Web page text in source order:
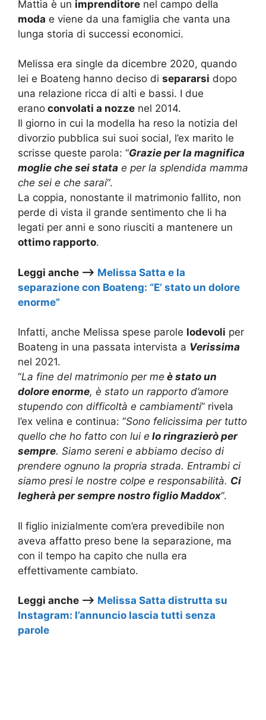
Mattia è un imprenditore nel campo della
moda e viene da una famiglia che vanta una
lunga storia di successi economici.
Melissa era single da dicembre 2020, quando
lei e Boateng hanno deciso di separarsi dopo
una relazione ricca di alti e bassi. I due
erano convolati a nozze nel 2014.
Il giorno in cui la modella ha reso la notizia del
divorzio pubblica sui suoi social, l’ex marito le
scrisse queste parola: “Grazie per la magnifica
moglie che sei stata e per la splendida mamma
che sei e che sarai“.
La coppia, nonostante il matrimonio fallito, non
perde di vista il grande sentimento che li ha
legati per anni e sono riusciti a mantenere un
ottimo rapporto.
Leggi anche –> Melissa Satta e la
separazione con Boateng: “E’ stato un dolore
enorme”
Infatti, anche Melissa spese parole lodevoli per
Boateng in una passata intervista a Verissima
nel 2021.
“La fine del matrimonio per me è stato un
dolore enorme, è stato un rapporto d’amore
stupendo con difficoltà e cambiamenti” rivela
l’ex velina e continua: “Sono felicissima per tutto
quello che ho fatto con lui e lo ringrazierò per
sempre. Siamo sereni e abbiamo deciso di
prendere ognuno la propria strada. Entrambi ci
siamo presi le nostre colpe e responsabilità. Ci
legherà per sempre nostro figlio Maddox“.
Il figlio inizialmente com’era prevedibile non
aveva affatto preso bene la separazione, ma
con il tempo ha capito che nulla era
effettivamente cambiato.
Leggi anche –> Melissa Satta distrutta su
Instagram: l’annuncio lascia tutti senza
parole